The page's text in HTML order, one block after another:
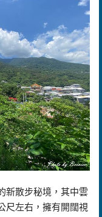
新散步秘境，其中雲
尺左右，擁有開闊視